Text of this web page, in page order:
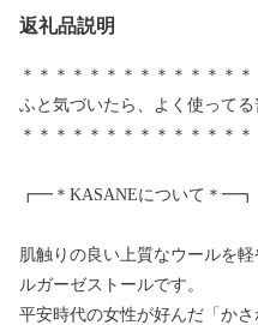
返礼品説明
＊＊＊＊＊＊＊＊＊＊＊＊＊
ふと気づいたら、よく使って
＊＊＊＊＊＊＊＊＊＊＊＊＊
┏━＊KASANEについて＊━┓
肌触りの良い上質なウールを
ルガーゼストールです。
平安時代の女性が好んだ「か